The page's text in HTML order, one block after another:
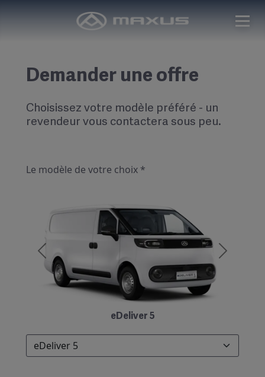
Demander une offre
Choisissez votre modèle préféré - un
revendeur vous contactera sous peu.
Le modèle de votre choix *
eDeliver 5
Previous Next